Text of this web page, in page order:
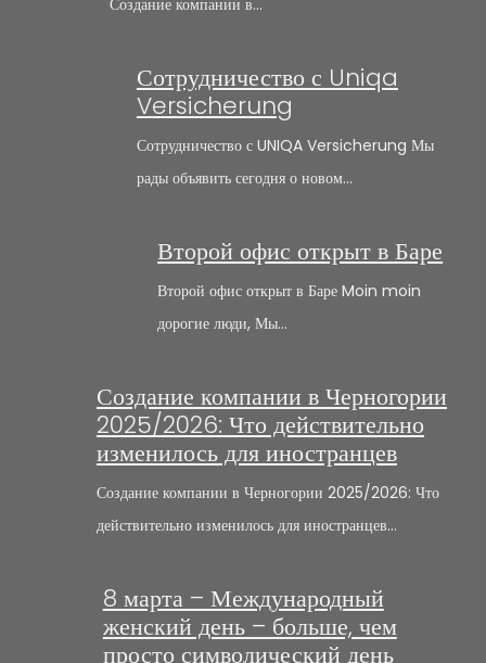
Сотрудничество с Uniqa
Versicherung
Сотрудничество с UNIQA Versicherung Мы
рады объявить сегодня о новом…
Второй офис открыт в Баре
Второй офис открыт в Баре Moin moin
дорогие люди, Мы…
Создание компании в Черногории
2025/2026: Что действительно
изменилось для иностранцев
Создание компании в Черногории 2025/2026: Что
действительно изменилось для иностранцев…
8 марта – Международный
женский день – больше, чем
просто символический день